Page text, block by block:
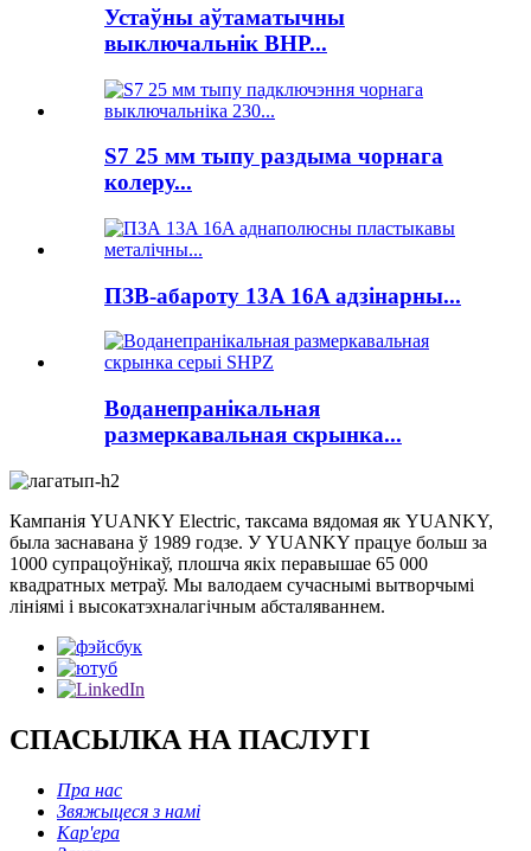
Устаўны аўтаматычны
выключальнік BHP...
S7 25 мм тыпу раздыма чорнага
колеру...
ПЗВ-абароту 13A 16A адзінарны...
Воданепранікальная
размеркавальная скрынка...
Кампанія YUANKY Electric, таксама вядомая як YUANKY,
была заснавана ў 1989 годзе. У YUANKY працуе больш за
1000 супрацоўнікаў, плошча якіх перавышае 65 000
квадратных метраў. Мы валодаем сучаснымі вытворчымі
лініямі і высокатэхналагічным абсталяваннем.
СПАСЫЛКА НА ПАСЛУГІ
Пра нас
Звяжыцеся з намі
Кар'ера